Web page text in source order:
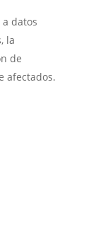
a datos
la
de
afectados.